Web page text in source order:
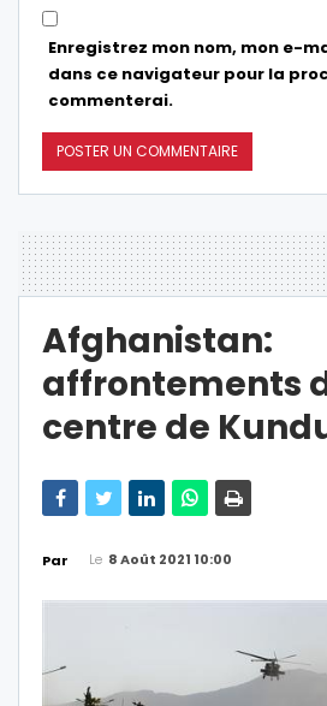
Enregistrez mon nom, mon e-
dans ce navigateur pour la
commenterai.
Afghanistan:
affrontements
centre de
Par Le 8 Août 2021 10:00